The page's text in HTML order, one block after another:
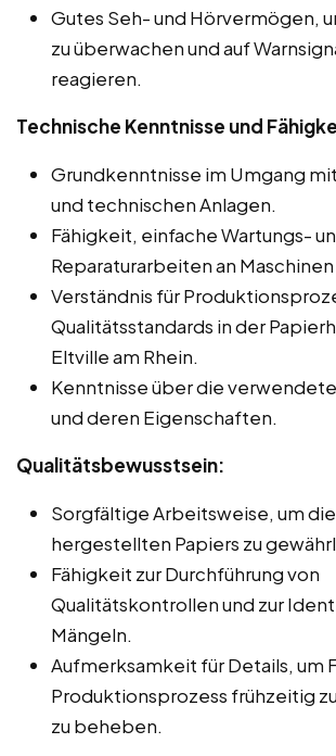
Gutes Seh- und Hörvermögen,
zu überwachen und auf
reagieren.
Technische Kenntnisse und
Grundkenntnisse im Umgang
und technischen Anlagen.
Fähigkeit, einfache Wartungs-
Reparaturarbeiten an
Verständnis für
Qualitätsstandards in der
Eltville am Rhein.
Kenntnisse über die
und deren Eigenschaften.
Qualitätsbewusstsein:
Sorgfältige Arbeitsweise, um
hergestellten Papiers zu
Fähigkeit zur Durchführung von
Qualitätskontrollen und zur
Mängeln.
Aufmerksamkeit für Details, um
Produktionsprozess frühzeitig
zu beheben.